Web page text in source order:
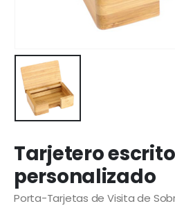
Tarjetero
personalizado
Porta-Tarjetas de Visita de